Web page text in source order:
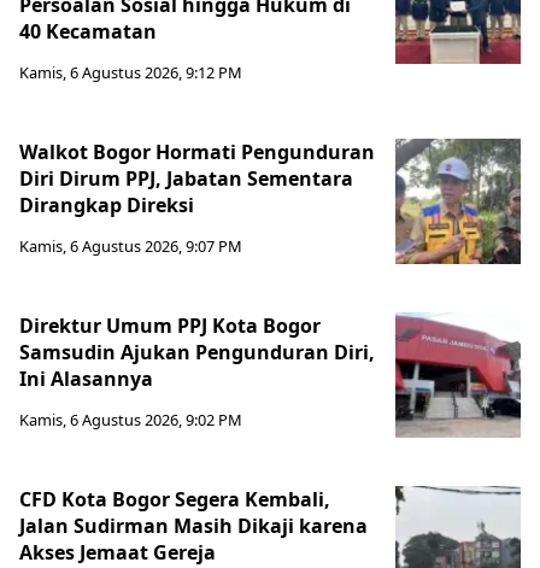
Persoalan Sosial hingga Hukum di
40 Kecamatan
Kamis, 6 Agustus 2026, 9:12 PM
Walkot Bogor Hormati Pengunduran
Diri Dirum PPJ, Jabatan Sementara
Dirangkap Direksi
Kamis, 6 Agustus 2026, 9:07 PM
Direktur Umum PPJ Kota Bogor
Samsudin Ajukan Pengunduran Diri,
Ini Alasannya
Kamis, 6 Agustus 2026, 9:02 PM
CFD Kota Bogor Segera Kembali,
Jalan Sudirman Masih Dikaji karena
Akses Jemaat Gereja